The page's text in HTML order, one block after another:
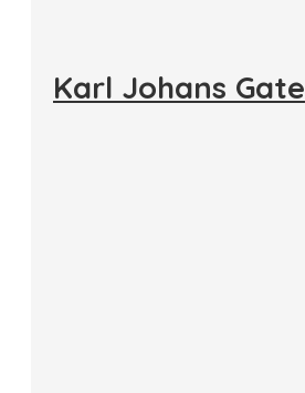
Karl Johans Gate